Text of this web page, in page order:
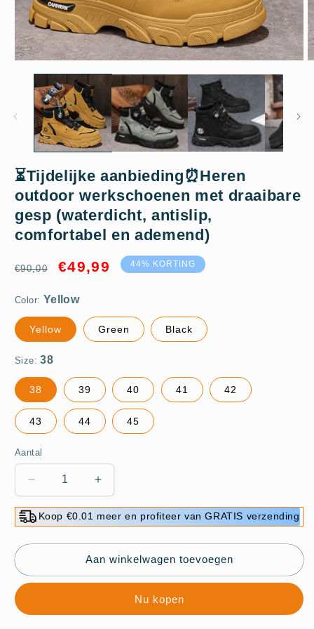
openen
modaal
⏳Tijdelijke aanbieding⏰Heren
outdoor werkschoenen met draaibare
gesp (waterdicht, antislip,
comfortabel en ademend)
Normale
€90,00 Aanbiedingsprijs
€49,99 44% KORTING
Color:
Yellow
Yellow Green Black
Size:
38 39 40 41 42
43 44 45
Aantal
Aantal
verlagen
voor
aanbieding
⏰
Aantal
verhogen
voor
aanbieding
⏰
Koop €0.01 meer en profiteer van GRATIS verzending
Aan winkelwagen toevoegen
Nu kopen